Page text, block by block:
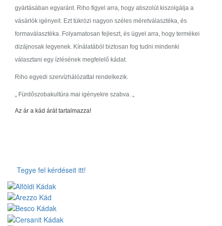
gyártásában egyaránt. Riho figyel arra, hogy abszolút kiszolgálja a
vásárlók igényeit. Ezt tükrözi nagyon széles méretválasztéka, és
formaválasztéka. Folyamatosan fejleszt, és ügyel arra, hogy termékei
dizájnosak legyenek. Kínálatából biztosan fog tudni mindenki
választani egy ízlésének megfelelő kádat.
Riho egyedi szervízhálózattal rendelkezik.
„ Fürdőszobakultúra mai igényekre szabva. „
Az ár a kád árát tartalmazza!
Tegye fel kérdéseit itt!